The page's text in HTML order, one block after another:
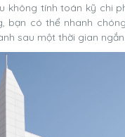
không tính toán kỹ chi
bạn có thể nhanh
sau một thời gian ngắn.